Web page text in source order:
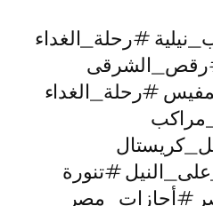
#رحلة_الغداء
#رقص_الشرقى
#رحلة_الغداء
#تنورة
#أجازات_مصر